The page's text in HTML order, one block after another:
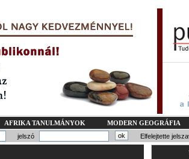
AFRIKA TANULMÁNYOK MODERN GEOGRÁFIA
jelszó Elfelejtette